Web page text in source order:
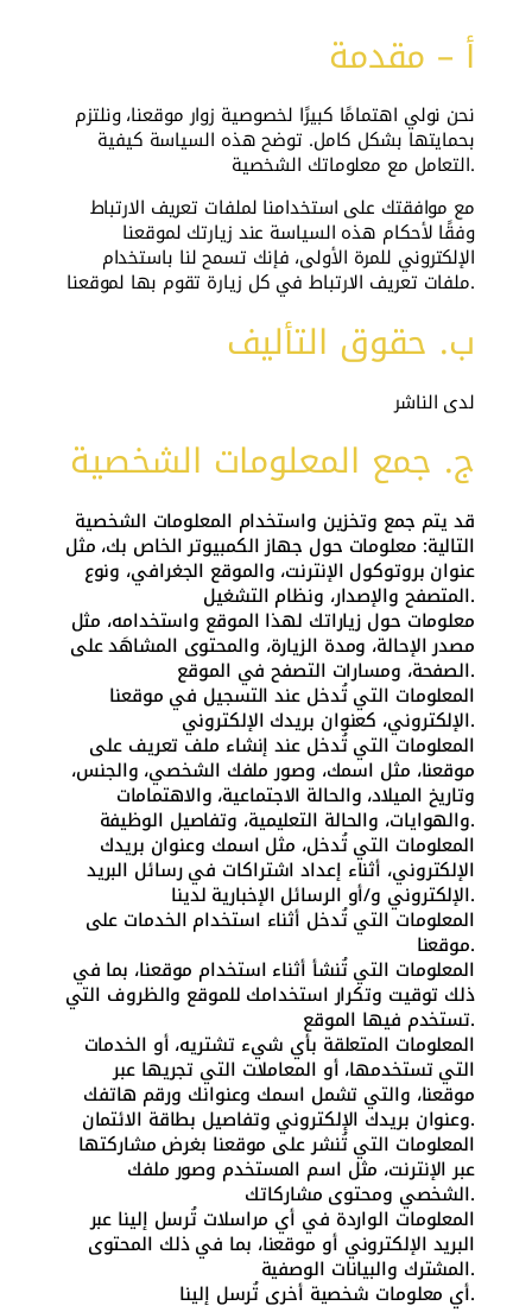
أ – مقدمة
نحن نولي اهتمامًا كبيرًا لخصوصية زوار موقعنا، ونلتزم
بحمايتها بشكل كامل. توضح هذه السياسة كيفية
التعامل مع معلوماتك الشخصية.
مع موافقتك على استخدامنا لملفات تعريف الارتباط
وفقًا لأحكام هذه السياسة عند زيارتك لموقعنا
الإلكتروني للمرة الأولى، فإنك تسمح لنا باستخدام
ملفات تعريف الارتباط في كل زيارة تقوم بها لموقعنا.
ب. حقوق التأليف
لدى الناشر
ج. جمع المعلومات الشخصية
قد يتم جمع وتخزين واستخدام المعلومات الشخصية
التالية: معلومات حول جهاز الكمبيوتر الخاص بك، مثل
عنوان بروتوكول الإنترنت، والموقع الجغرافي، ونوع
المتصفح والإصدار، ونظام التشغيل.
معلومات حول زياراتك لهذا الموقع واستخدامه، مثل
مصدر الإحالة، ومدة الزيارة، والمحتوى المشاهَد على
الصفحة، ومسارات التصفح في الموقع.
المعلومات التي تُدخل عند التسجيل في موقعنا
الإلكتروني، كعنوان بريدك الإلكتروني.
المعلومات التي تُدخل عند إنشاء ملف تعريف على
موقعنا، مثل اسمك، وصور ملفك الشخصي، والجنس،
وتاريخ الميلاد، والحالة الاجتماعية، والاهتمامات
والهوايات، والحالة التعليمية، وتفاصيل الوظيفة.
المعلومات التي تُدخل، مثل اسمك وعنوان بريدك
الإلكتروني، أثناء إعداد اشتراكات في رسائل البريد
الإلكتروني و/أو الرسائل الإخبارية لدينا.
المعلومات التي تُدخل أثناء استخدام الخدمات على
موقعنا.
المعلومات التي تُنشأ أثناء استخدام موقعنا، بما في
ذلك توقيت وتكرار استخدامك للموقع والظروف التي
تستخدم فيها الموقع.
المعلومات المتعلقة بأي شيء تشتريه، أو الخدمات
التي تستخدمها، أو المعاملات التي تجريها عبر
موقعنا، والتي تشمل اسمك وعنوانك ورقم هاتفك
وعنوان بريدك الإلكتروني وتفاصيل بطاقة الائتمان.
المعلومات التي تُنشر على موقعنا بغرض مشاركتها
عبر الإنترنت، مثل اسم المستخدم وصور ملفك
الشخصي ومحتوى مشاركاتك.
المعلومات الواردة في أي مراسلات تُرسل إلينا عبر
البريد الإلكتروني أو موقعنا، بما في ذلك المحتوى
المشترك والبيانات الوصفية.
أي معلومات شخصية أخرى تُرسل إلينا.